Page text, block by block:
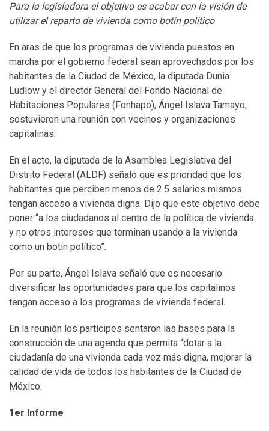
Para la legisladora el objetivo es acabar con la visión de
utilizar el reparto de vivienda como botín político
En aras de que los programas de vivienda puestos en
marcha por el gobierno federal sean aprovechados por los
habitantes de la Ciudad de México, la diputada Dunia
Ludlow y el director General del Fondo Nacional de
Habitaciones Populares (Fonhapo), Ángel Islava Tamayo,
sostuvieron una reunión con vecinos y organizaciones
capitalinas.
En el acto, la diputada de la Asamblea Legislativa del
Distrito Federal (ALDF) señaló que es prioridad que los
habitantes que perciben menos de 2.5 salarios mismos
tengan acceso a vivienda digna. Dijo que este objetivo debe
poner “a los ciudadanos al centro de la política de vivienda
y no otros intereses que terminan usando a la vivienda
como un botín político”.
Por su parte, Ángel Islava señaló que es necesario
diversificar las oportunidades para que los capitalinos
tengan acceso a los programas de vivienda federal.
En la reunión los partícipes sentaron las bases para la
construcción de una agenda que permita “dotar a la
ciudadanía de una vivienda cada vez más digna, mejorar la
calidad de vida de todos los habitantes de la Ciudad de
México.
1er Informe